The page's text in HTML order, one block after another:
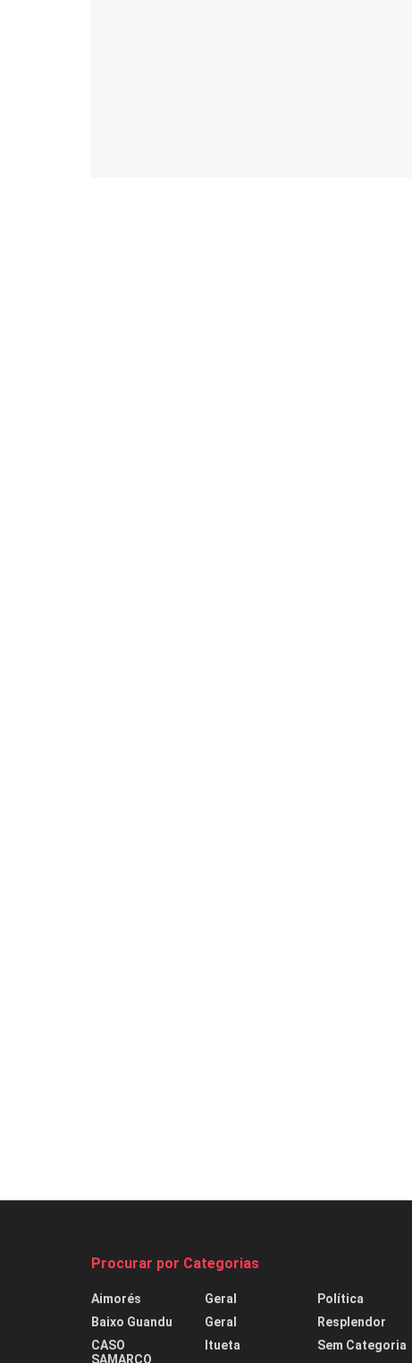
Procurar por Categorias
Aimorés
Baixo Guandu
CASO
SAMARCO
Geral
Geral
Itueta
Política
Resplendor
Sem Categoria